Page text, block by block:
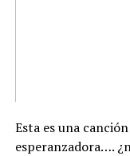
Esta es una
esperanzadora….